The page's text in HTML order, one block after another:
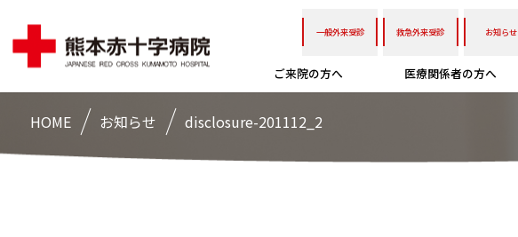
一般外来受診 救急外来受診 お知らせ
ご来院の方へ 医療関係者の方へ
HOME お知らせ disclosure-201112_2